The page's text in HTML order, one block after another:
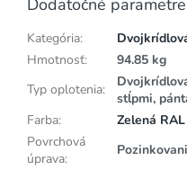
Dodatočné parametre
Kategória:
Hmotnosť:
94.85 kg
Typ oplotenia:
stĺpmi,
Farba:
Zelená
Povrchová
úprava: